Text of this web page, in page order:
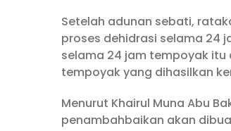
Setelah adunan sebati,
proses dehidrasi selama 24
selama 24 jam tempoyak itu
tempoyak yang dihasilkan
Menurut Khairul Muna Abu
penambahbaikan akan